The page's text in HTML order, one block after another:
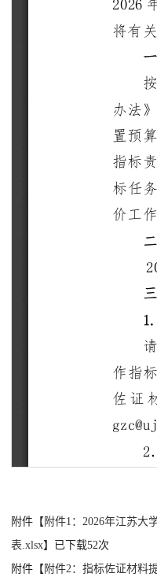
附件【 附件1：2026年江苏大
表.xlsx】已下载52次
附件【 附件2：指标佐证材料